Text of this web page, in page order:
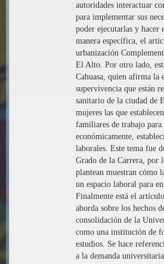
autoridades interactuar
para implementar sus
poder ejecutarlas y hacer
manera específica, el
urbanización
El Alto. Por otro lado,
Cahuasa, quien afirma la
supervivencia que están
sanitario de la ciudad de
mujeres las que
familiares de trabajo para
económicamente,
laborales. Este tema fue
Grado de la Carrera, por
plantean muestran cómo
un espacio laboral para
Finalmente está el
aborda sobre los hechos
consolidación de la
como una institución de
estudios. Se hace
a la demanda